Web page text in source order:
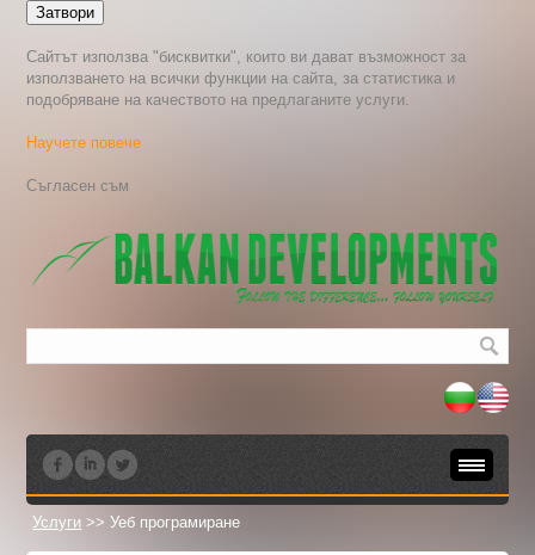
Затвори
Сайтът използва "бисквитки", които ви дават възможност за
използването на всички функции на сайта, за статистика и
подобряване на качеството на предлаганите услуги.
Научете повече
Услуги >> Уеб програмиране